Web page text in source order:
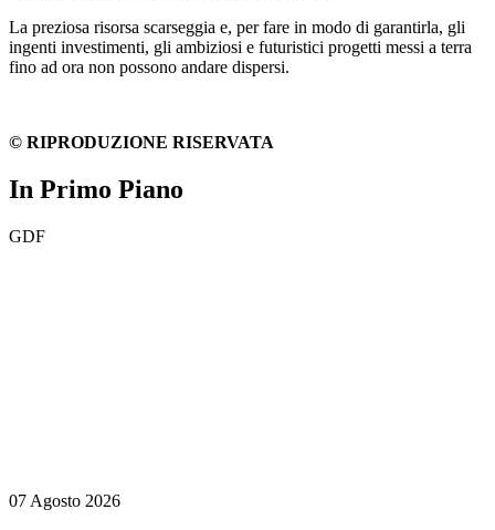
La preziosa risorsa scarseggia e, per fare in modo di garantirla, gli
ingenti investimenti, gli ambiziosi e futuristici progetti messi a terra
fino ad ora non possono andare dispersi.
© RIPRODUZIONE RISERVATA
In Primo Piano
GDF
07 Agosto 2026